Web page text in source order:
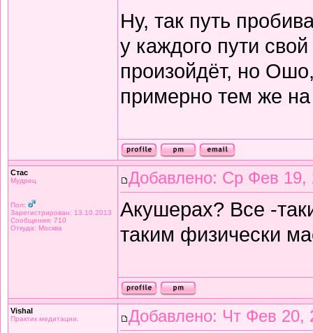
Ну, так путь
у каждого пути
произойдёт, но
примерно тем же
Стас
Мудрец
Пол:
Зарегистрирован: 13.10.2013
Сообщения: 710
Откуда: Москва
Добавлено: Ср Фев 19,
Акушерах? Все -
таким физически
Vishal
Практик медитации. Добавлено: Чт Фев 20,